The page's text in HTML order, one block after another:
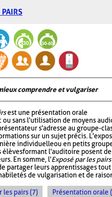
PAIRS
comprendre et vulgariser
est une présentation orale
sans l'utilisation de moyens
s'adresse au groupe-
sur un sujet précis.
individuelle ou en petits
élèves formant l'auditoire posent
En somme, l'Exposé par les pairs
partager leurs apprentissages
de vulgarisation et de
les pairs (7) Présentation orale